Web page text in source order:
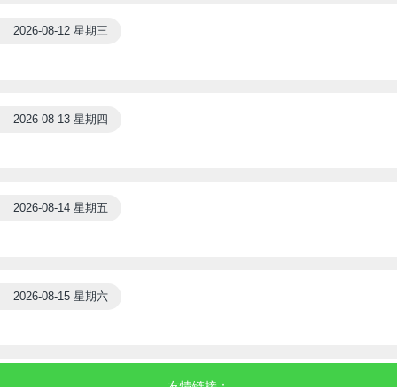
2026-08-12 星期三
2026-08-13 星期四
2026-08-14 星期五
2026-08-15 星期六